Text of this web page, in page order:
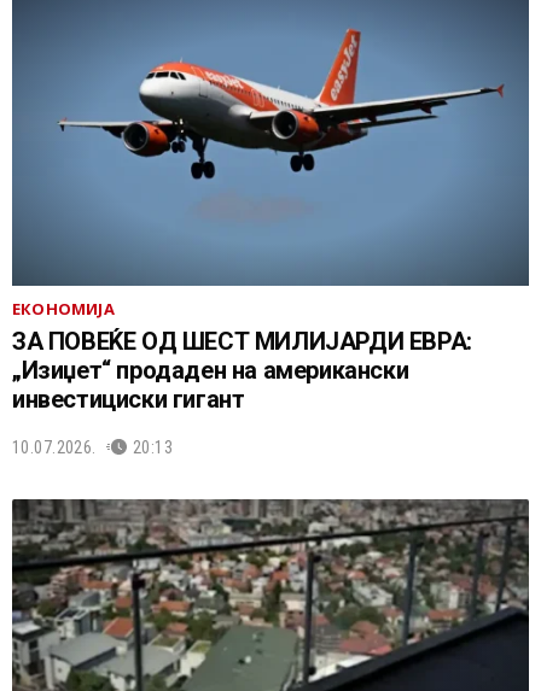
ЕКОНОМИЈА
ЗА ПОВЕЌЕ ОД ШЕСТ МИЛИЈАРДИ ЕВРА:
„Изиџет“ продаден на американски
инвестициски гигант
10.07.2026. 20:13